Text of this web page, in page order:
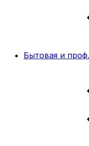
Бытовая и